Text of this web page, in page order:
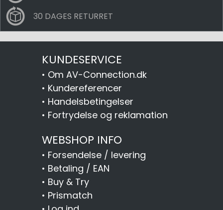
30 DAGES RETURRET
KUNDESERVICE
• Om AV-Connection.dk
• Kundereferencer
• Handelsbetingelser
• Fortrydelse og reklamation
WEBSHOP INFO
• Forsendelse / levering
• Betaling / EAN
• Buy & Try
• Prismatch